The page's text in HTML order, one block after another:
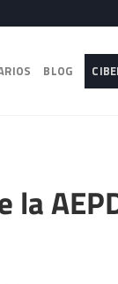
BLOG
la